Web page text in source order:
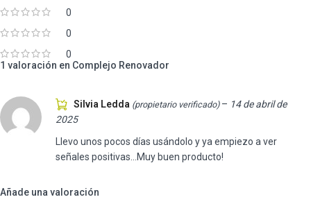
0
0
0
1 valoración en Complejo Renovador
Silvia Ledda (propietario verificado) – 14 de abril de
2025
Llevo unos pocos días usándolo y ya empiezo a ver
señales positivas…Muy buen producto!
Añade una valoración